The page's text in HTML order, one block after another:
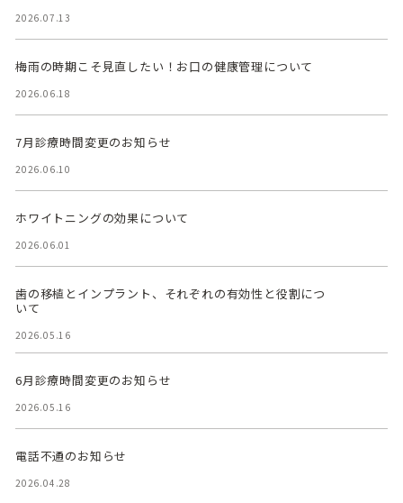
2026.07.13
梅雨の時期こそ見直したい！お口の健康管理について
2026.06.18
7月診療時間変更のお知らせ
2026.06.10
ホワイトニングの効果について
2026.06.01
歯の移植とインプラント、それぞれの有効性と役割につ
いて
2026.05.16
6月診療時間変更のお知らせ
2026.05.16
電話不通のお知らせ
2026.04.28